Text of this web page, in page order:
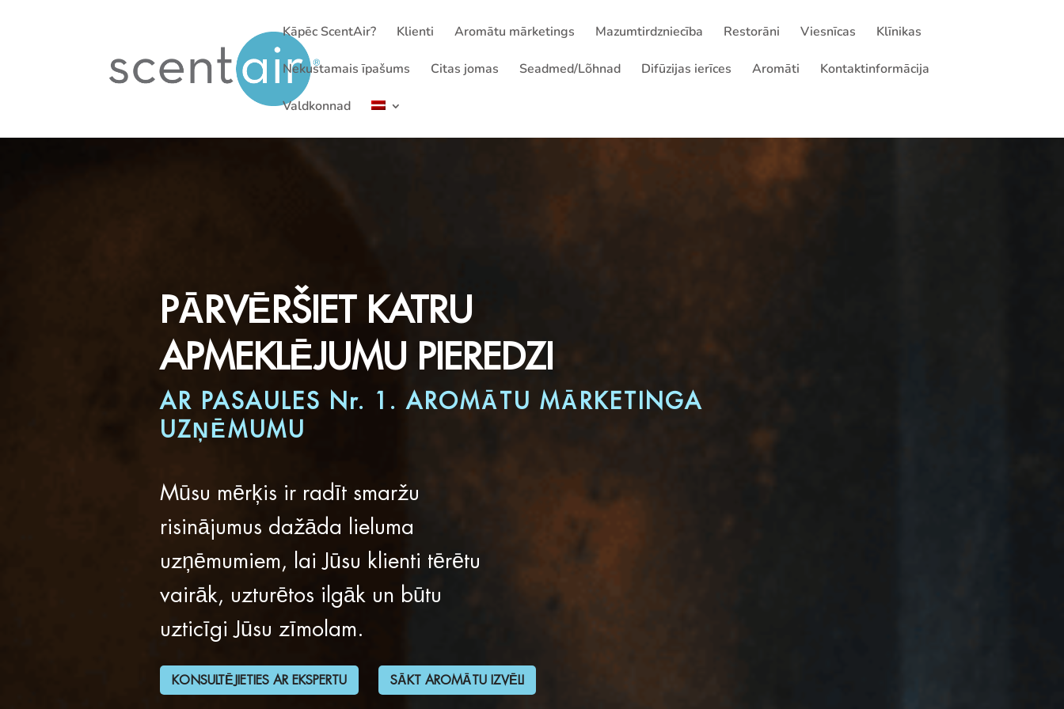
Kāpēc ScentAir? Klienti Aromātu mārketings Mazumtirdzniecība Restorāni Viesnīcas Klīnikas
Nekustamais īpašums Citas jomas Seadmed/Lõhnad Difūzijas ierīces Aromāti Kontaktinformācija
Valdkonnad
PĀRVĒRŠIET KATRU
APMEKLĒJUMU PIEREDZI
AR PASAULES Nr. 1. AROMĀTU MĀRKETINGA
UZŅĒMUMU
Mūsu mērķis ir radīt smaržu
risinājumus dažāda lieluma
uzņēmumiem, lai Jūsu klienti tērētu
vairāk, uzturētos ilgāk un būtu
uzticīgi Jūsu zīmolam.
KONSULTĒJIETIES AR EKSPERTU SĀKT AROMĀTU IZVĒLI